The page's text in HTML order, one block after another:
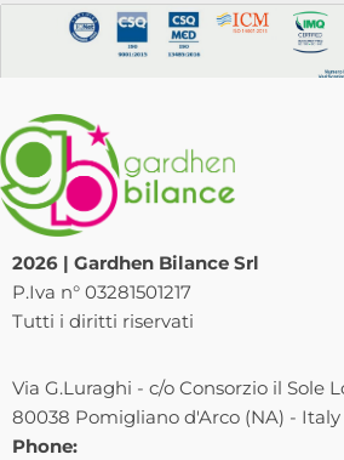
2026 | Gardhen Bilance Srl
P.Iva n° 03281501217
Tutti i diritti riservati
Via G.Luraghi - c/o Consorzio il Sole
80038 Pomigliano d'Arco (NA) - Italy
Phone: